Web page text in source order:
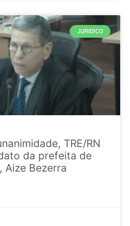
JURIDICO
TRE/RN
da prefeita de
Aize Bezerra